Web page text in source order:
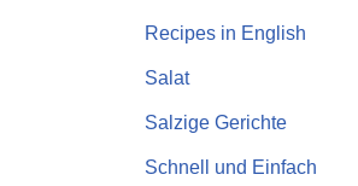
Recipes in English
Salat
Salzige Gerichte
Schnell und Einfach